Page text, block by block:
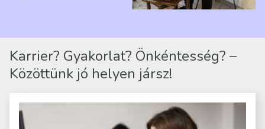
Karrier? Gyakorlat? Önkéntesség? –
Közöttünk jó helyen jársz!